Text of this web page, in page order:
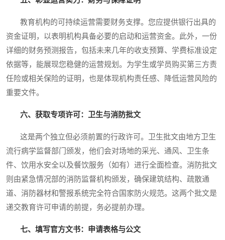
教育机构的可持续运营需要财务支撑。您应提供银行出具的
资金证明，以表明机构具备必要的启动和运营资金。此外，一份
详细的财务预测报告，包括未来几年的收支预算、学费标准设定
依据等，能展现您稳健的运营规划。为学生或学员购买第三方责
任险或相关保险的证明，也是体现机构责任感、降低运营风险的
重要文件。
六、获取专项许可：卫生与消防批文
这是两个独立但必须前置的行政许可。卫生批文由地方卫生
流行病学监督部门颁发，他们会对场地的采光、通风、卫生条
件、饮用水安全以及餐饮服务（如有）进行全面检查。消防批文
则由紧急情况部的消防监督机构颁发，确保建筑结构、疏散通
道、消防器材和警报系统完全符合国家防火规范。这两个批文是
递交教育许可申请的前提，务必提前办理。
七、填写官方文书：申请表格与公文